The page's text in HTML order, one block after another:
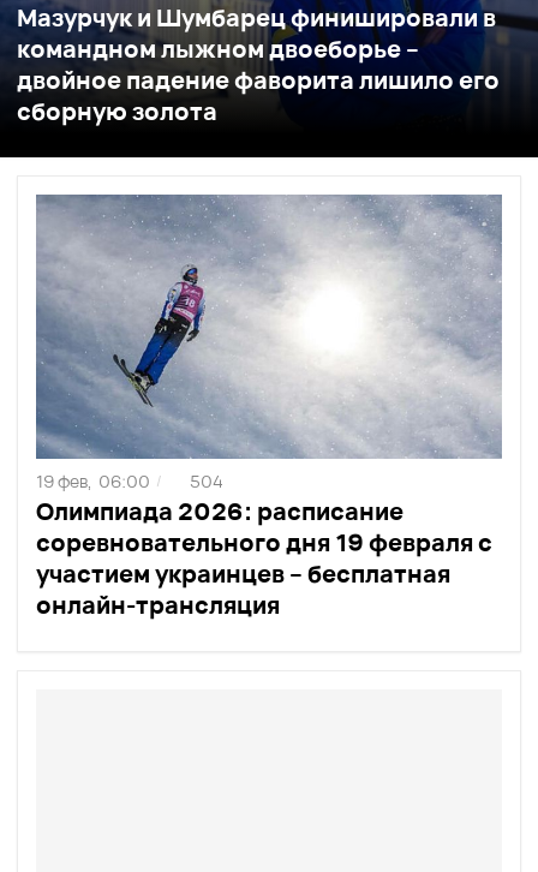
Мазурчук и Шумбарец финишировали в
командном лыжном двоеборье –
двойное падение фаворита лишило его
сборную золота
Олимпиада 2026: расписание
соревновательного дня 19 февраля с
участием украинцев – бесплатная
онлайн-трансляция
19 фев, 06:00 / 504